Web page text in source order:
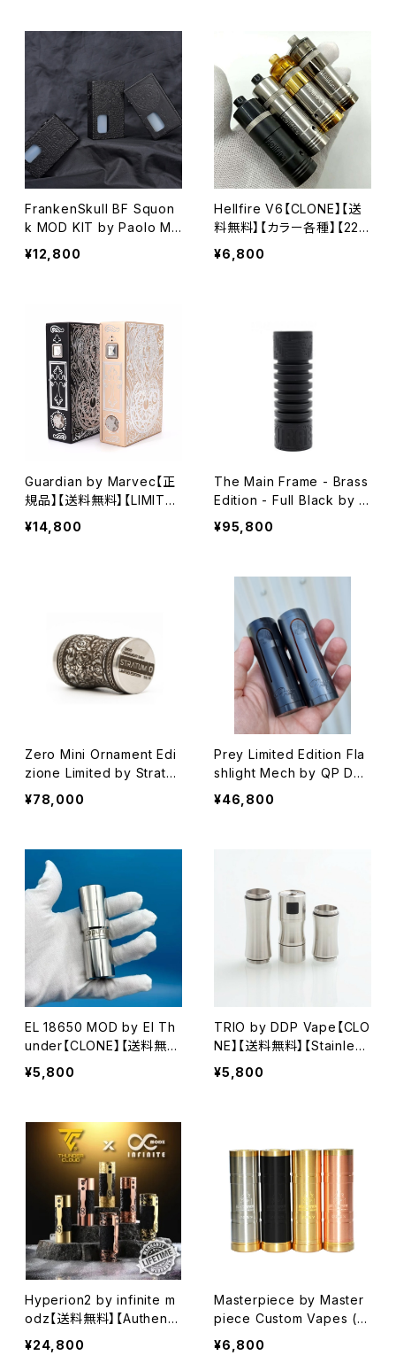
【VAPE 電子タバコ 本体 M
OD クローン】
FrankenSkull BF Squon
k MOD KIT by Paolo Ma
estro【CLONE】【送料無
料】【FSBM Paolo】【Italy
num Alloy】【VAPE】
¥12,800
Hellfire V6【CLONE】【送
料無料】【カラー各種】【22M
M】【1 x 18350】【switch tu
be mod】【VAPE 電子タバ
¥6,800
Guardian by Marvec【正
規品】【送料無料】【LIMITE
D】【限定数量】【218W】【VV
MOD】【18650×2】【Authe
¥14,800
The Main Frame - Brass
Edition - Full Black by P
urge Mods【Authentic】
【送料無料】【Guillotine Sw
d】【21700 Battery】【High
End Mod】【VAPE 電子タ
¥95,800
Zero Mini Ornament Edi
zione Limited by Stratu
m OLC【Authentic】【送料
無料】【1 x 18350】【High E
【限定版 VAPE 電子タバコ】
¥78,000
Prey Limited Edition Fla
shlight Mech by QP Des
ign【Authentic】【送料無
料】【Hybrid Mech Mod】
¥46,800
EL 18650 MOD by El Th
under【CLONE】【送料無
料】【Stainless】【26MM】【1
x 18650】【510 hybrid co
m fire】【VAPE 電子タバ
¥5,800
TRIO by DDP Vape【CLO
NE】【送料無料】【Stainles
s】【24MM】【1 x 18650 / 1
8500 / 18350】【ultra low
¥5,800
Hyperion2 by infinite m
odz【送料無料】【Authenti
c】【Brass copper】【1 x 1
8650 / 21700】【safety lo
¥24,800
Masterpiece by Master
piece Custom Vapes (M
CV) 【CLONE】【送料無料】
【18650 battery】【30MM】
¥6,800